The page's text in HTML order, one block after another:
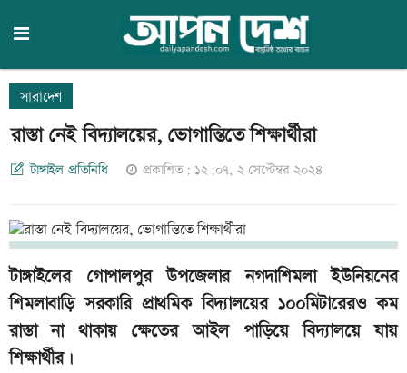
সারাদেশ
রাস্তা নেই বিদ্যালয়ের, ভোগান্তিতে শিক্ষার্থীরা
টাঙ্গাইল প্রতিনিধি প্রকাশিত: ১২:০৭, ২ সেপ্টেম্বর ২০২৪
টাঙ্গাইলের গোপালপুর উপজেলার নগদাশিমলা ইউনিয়নের
শিমলাবাড়ি সরকারি প্রাথমিক বিদ্যালয়ের ১০০মিটারেরও কম
রাস্তা না থাকায় ক্ষেতের আইল পাড়িয়ে বিদ্যালয়ে যায়
শিক্ষার্থীর।